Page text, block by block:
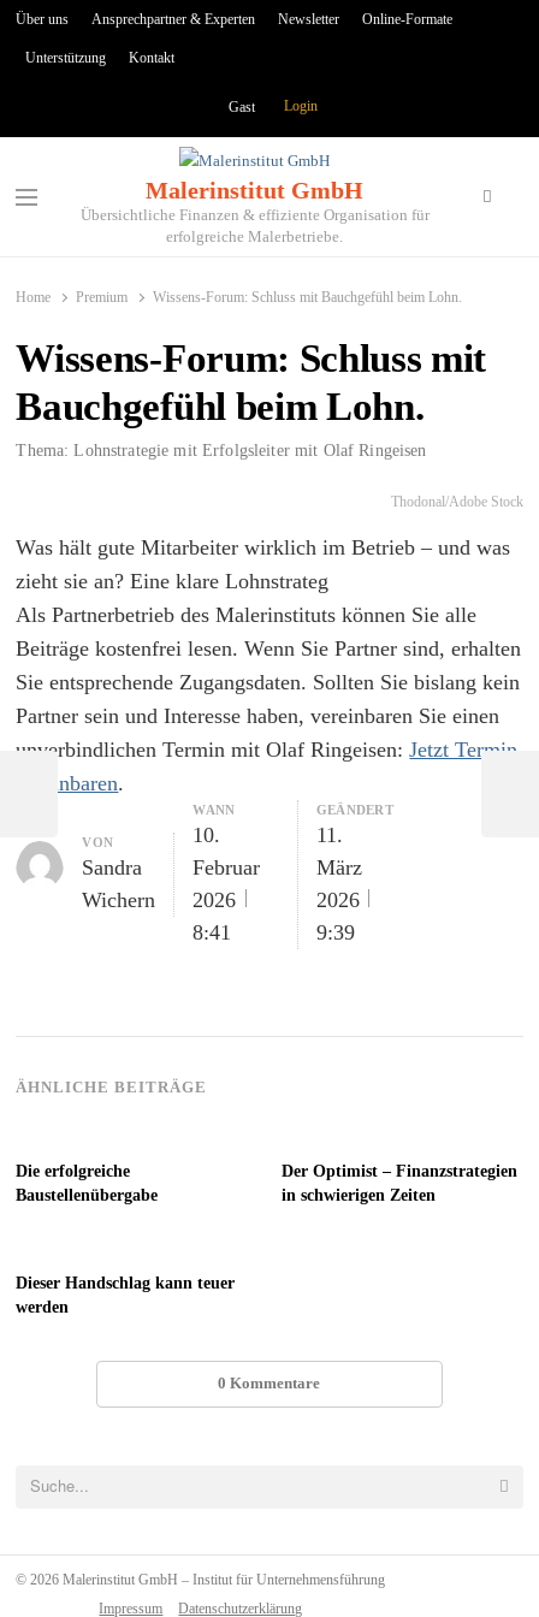
Über uns Ansprechpartner & Experten Newsletter Online-Formate
Unterstützung Kontakt
Gast Login
Malerinstitut GmbH
Übersichtliche Finanzen & effiziente Organisation für
erfolgreiche Malerbetriebe.
Home Premium Wissens-Forum: Schluss mit Bauchgefühl beim Lohn.
Wissens-Forum: Schluss mit
Bauchgefühl beim Lohn.
Thema: Lohnstrategie mit Erfolgsleiter mit Olaf Ringeisen
Thodonal/Adobe Stock
Was hält gute Mitarbeiter wirklich im Betrieb – und was
zieht sie an? Eine klare Lohnstrateg
Als Partnerbetrieb des Malerinstituts können Sie alle
Beiträge kostenfrei lesen. Wenn Sie Partner sind, erhalten
Sie entsprechende Zugangsdaten. Sollten Sie bislang kein
Partner sein und Interesse haben, vereinbaren Sie einen
unverbindlichen Termin mit Olaf Ringeisen:Jetzt Termin
vereinbaren.
VON
Sandra
Wichern
WANN
10.
Februar
2026
8:41
GEÄNDERT
11.
März
2026
9:39
ÄHNLICHE BEITRÄGE
Die erfolgreiche
Baustellenübergabe
Der Optimist – Finanzstrategien
in schwierigen Zeiten
Dieser Handschlag kann teuer
werden
0 Kommentare
© 2026 Malerinstitut GmbH – Institut für Unternehmensführung
Impressum
Datenschutzerklärung